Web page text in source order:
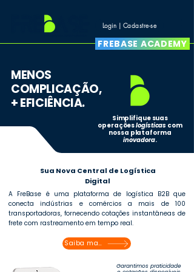
Login | Cadastre-se
FREBASE ACADEMY
MENOS
COMPLICAÇÃO,
+ EFICIÊNCIA.
Simplifique suas
operaçõeslogísticas com
nossa plataforma
inovadora.
Sua Nova Central de Logística
Digital
A FreBase é uma plataforma de logística B2B que
conecta indústrias e comércios a mais de 100
transportadoras, fornecendo cotações instantâneas de
frete com rastreamento em tempo real.
Saiba mais
Garantimos praticidade